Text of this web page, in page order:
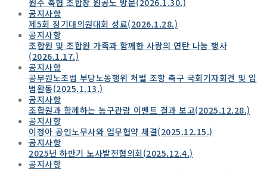
공지사항
제5회 정기대의원대회 성료(2026.1.28.)
공지사항
조합원 및 조합원 가족과 함께한 사랑의 연탄 나눔 행사
(2026.1.17.)
공지사항
공무원노조법 부당노동행위 처벌 조항 촉구 국회기자회견 및 입
법활동(2025.1.13.)
공지사항
조합원과 함께하는 농구관람 이벤트 결과 보고(2025.12.28.)
공지사항
이정아 공인노무사와 업무협약 체결(2025.12.15.)
공지사항
2025년 하반기 노사발전협의회(2025.12.4.)
공지사항